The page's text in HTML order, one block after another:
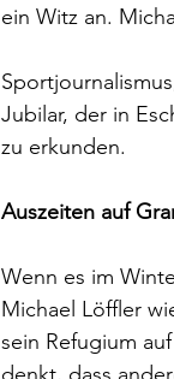
ein Witz an.
Jubilar, der in
zu erkunden.
Auszeiten auf
Wenn es im
Michael Löffler
sein Refugium